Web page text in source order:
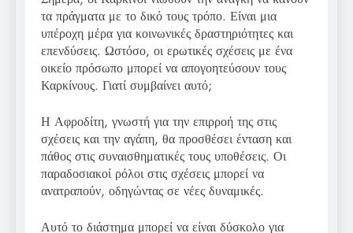
τα πράγματα με το δικό τους τρόπο. Είναι μια
υπέροχη μέρα για κοινωνικές δραστηριότητες και
επενδύσεις. Ωστόσο, οι ερωτικές σχέσεις με ένα
οικείο πρόσωπο μπορεί να απογοητεύσουν τους
Καρκίνους. Γιατί συμβαίνει αυτό;
Η Αφροδίτη, γνωστή για την επιρροή της στις
σχέσεις και την αγάπη, θα προσθέσει ένταση και
πάθος στις συναισθηματικές τους υποθέσεις. Οι
παραδοσιακοί ρόλοι στις σχέσεις μπορεί να
ανατραπούν, οδηγώντας σε νέες δυναμικές.
Αυτό το διάστημα μπορεί να είναι δύσκολο για